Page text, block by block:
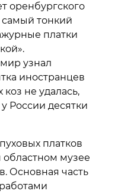
оренбургского
самый тонкий
платки
узнал
иностранцев
не удалась,
России десятки
платков
музее
Основная часть